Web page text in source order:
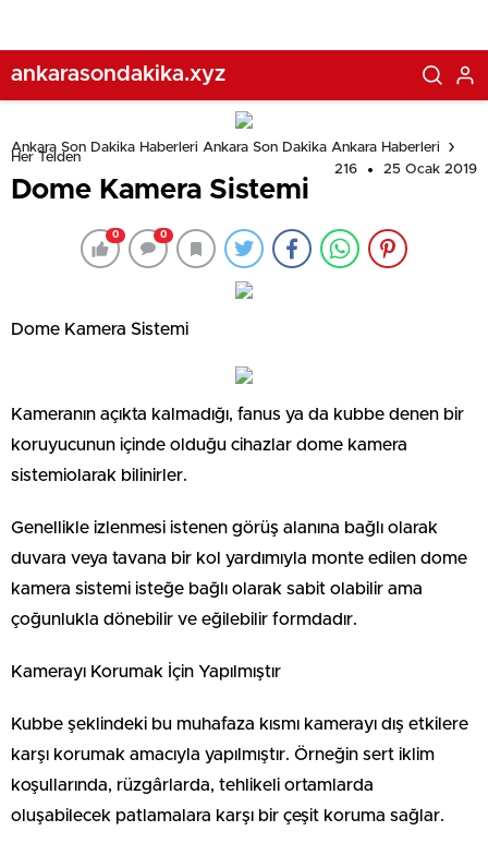
ankarasondakika.xyz
Ankara Son Dakika Haberleri Ankara Son Dakika Ankara Haberleri
Her Telden
216
25 Ocak 2019
Dome Kamera Sistemi
0 0
Dome Kamera Sistemi
Kameranın açıkta kalmadığı, fanus ya da kubbe denen bir
koruyucunun içinde olduğu cihazlar dome kamera
sistemiolarak bilinirler.
Genellikle izlenmesi istenen görüş alanına bağlı olarak
duvara veya tavana bir kol yardımıyla monte edilen dome
kamera sistemi isteğe bağlı olarak sabit olabilir ama
çoğunlukla dönebilir ve eğilebilir formdadır.
Kamerayı Korumak İçin Yapılmıştır
Kubbe şeklindeki bu muhafaza kısmı kamerayı dış etkilere
karşı korumak amacıyla yapılmıştır. Örneğin sert iklim
koşullarında, rüzgârlarda, tehlikeli ortamlarda
oluşabilecek patlamalara karşı bir çeşit koruma sağlar.